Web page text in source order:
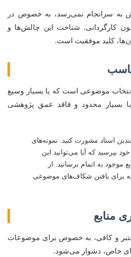
به سرانجام نمی‌رسد، به خصوص در
کارگردانی. شناخت این چالش‌ها و
کلید موفقیت است.
موضوعی است که یا بسیار وسیع
بسیار محدود و فاقد عمق پژوهشی
استاد مشورت کنید. نمونه‌های
بپرسید که آیا می‌توانید این
موجود به اتمام برسانید. از
برای یافتن شکاف‌های موضوعی
منابع
و کافی، به خصوص برای موضوعات
خاص، دشوار می‌شود.